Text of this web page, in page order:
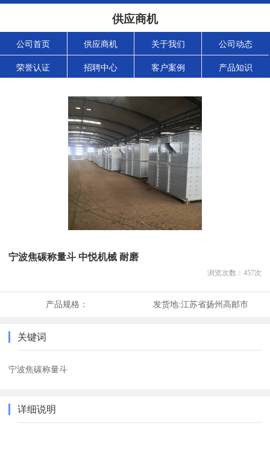
供应商机
公司首页 供应商机 关于我们 公司动态
荣誉认证 招聘中心 客户案例 产品知识
宁波焦碳称量斗 中悦机械 耐磨
浏览次数： 457次
产品规格： 发货地:江苏省扬州高邮市
关键词
宁波焦碳称量斗
详细说明